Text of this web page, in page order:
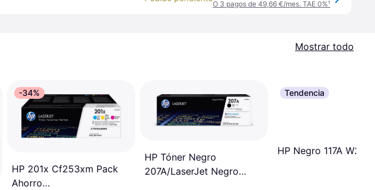
O 3 pagos de 49,66 €/mes. TAE 0%¹
Mostrar todo
-34%
HP 201x Cf253xm Pack
Ahorro
HP Tóner Negro
207A/LaserJet Negro
Tendencia
HP Negro 117A